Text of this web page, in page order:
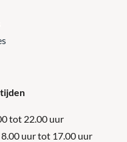
tot 22.00 uur
uur tot 17.00 uur